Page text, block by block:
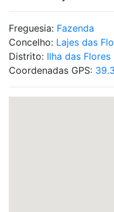
Freguesia: Fazenda
Concelho: Lajes das
Distrito: Ilha das Flores
Coordenadas GPS: